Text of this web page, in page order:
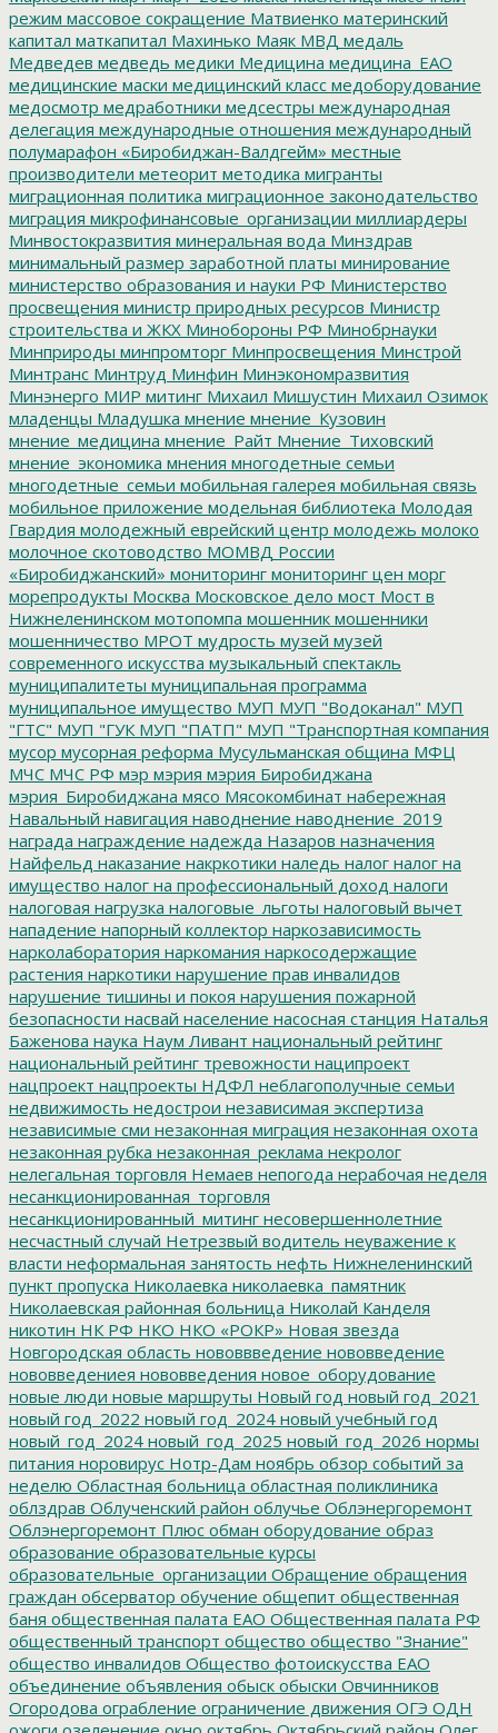
режим массовое сокращение Матвиенко материнский
капитал маткапитал Махинько Маяк МВД медаль
Медведев медведь медики Медицина медицина_ЕАО
медицинские маски медицинский класс медоборудование
медосмотр медработники медсестры международная
делегация международные отношения международный
полумарафон «Биробиджан-Валдгейм» местные
производители метеорит методика мигранты
миграционная политика миграционное законодательство
миграция микрофинансовые_организации миллиардеры
Минвостокразвития минеральная вода Минздрав
минимальный размер заработной платы минирование
министерство образования и науки РФ Министерство
просвещения министр природных ресурсов Министр
строительства и ЖКХ Минобороны РФ Минобрнауки
Минприроды минпромторг Минпросвещения Минстрой
Минтранс Минтруд Минфин Минэкономразвития
Минэнерго МИР митинг Михаил Мишустин Михаил Озимок
младенцы Младушка мнение мнение_Кузовин
мнение_медицина мнение_Райт Мнение_Тиховский
мнение_экономика мнения многодетные семьи
многодетные_семьи мобильная галерея мобильная связь
мобильное приложение модельная библиотека Молодая
Гвардия молодежный еврейский центр молодежь молоко
молочное скотоводство МОМВД России
«Биробиджанский» мониторинг мониторинг цен морг
морепродукты Москва Московское дело мост Мост в
Нижнеленинском мотопомпа мошенник мошенники
мошенничество МРОТ мудрость музей музей
современного искусства музыкальный спектакль
муниципалитеты муниципальная программа
муниципальное имущество МУП МУП "Водоканал" МУП
"ГТС" МУП "ГУК МУП "ПАТП" МУП "Транспортная компания
мусор мусорная реформа Мусульманская община МФЦ
МЧС МЧС РФ мэр мэрия мэрия Биробиджана
мэрия_Биробиджана мясо Мясокомбинат набережная
Навальный навигация наводнение наводнение_2019
награда награждение надежда Назаров назначения
Найфельд наказание накркотики наледь налог налог на
имущество налог на профессиональный доход налоги
налоговая нагрузка налоговые_льготы налоговый вычет
нападение напорный коллектор наркозависимость
нарколаборатория наркомания наркосодержащие
растения наркотики нарушение прав инвалидов
нарушение тишины и покоя нарушения пожарной
безопасности насвай население насосная станция Наталья
Баженова наука Наум Ливант национальный рейтинг
национальный рейтинг тревожности наципроект
нацпроект нацпроекты НДФЛ неблагополучные семьи
недвижимость недострои независимая экспертиза
независимые сми незаконная миграция незаконная охота
незаконная рубка незаконная_реклама некролог
нелегальная торговля Немаев непогода нерабочая неделя
несанкционированная_торговля
несанкционированный_митинг несовершеннолетние
несчастный случай Нетрезвый водитель неуважение к
власти неформальная занятость нефть Нижнеленинский
пункт пропуска Николаевка николаевка_памятник
Николаевская районная больница Николай Канделя
никотин НК РФ НКО НКО «РОКР» Новая звезда
Новгородская область нововвведение нововведение
нововведениея нововведения новое_оборудование
новые люди новые маршруты Новый год новый год_2021
новый год_2022 новый год_2024 новый учебный год
новый_год_2024 новый_год_2025 новый_год_2026 нормы
питания норовирус Нотр-Дам ноябрь обзор событий за
неделю Областная больница областная поликлиника
облздрав Облученский район облучье Облэнергоремонт
Облэнергоремонт Плюс обман оборудование образ
образование образовательные курсы
образовательные_организации Обращение обращения
граждан обсерватор обучение общепит общественная
баня общественная палата ЕАО Общественная палата РФ
общественный транспорт общество общество "Знание"
общество инвалидов Общество фотоискусства ЕАО
объединение объявления обыск обыски Овчинников
Огородова ограбление ограничение движения ОГЭ ОДН